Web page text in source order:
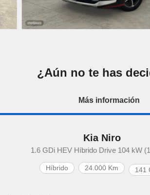
¿Aún no te has
Más información
Kia Niro
1.6 GDi HEV Híbrido Drive 104 kW
Híbrido 24.000 Km 141